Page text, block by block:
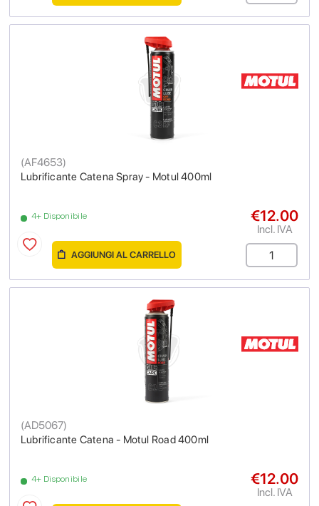
Lubrificante Catena Spray - Motul 400ml
(AF4653)
4+ Disponibile €12.00
Incl. IVA
AGGIUNGI AL CARRELLO
Lubrificante Catena - Motul Road 400ml
(AD5067)
4+ Disponibile €12.00
Incl. IVA